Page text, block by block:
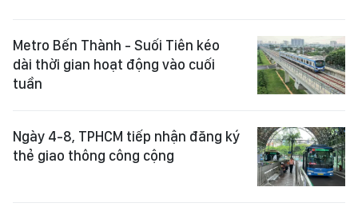
Metro Bến Thành - Suối Tiên kéo
dài thời gian hoạt động vào cuối
tuần
Ngày 4-8, TPHCM tiếp nhận đăng ký
thẻ giao thông công cộng